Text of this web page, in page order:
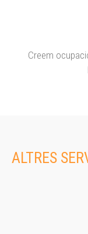
Creem
ALTRES